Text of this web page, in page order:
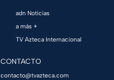
adn Noticias
a más +
TV Azteca Internacional
CONTACTO
contacto@tvazteca.com